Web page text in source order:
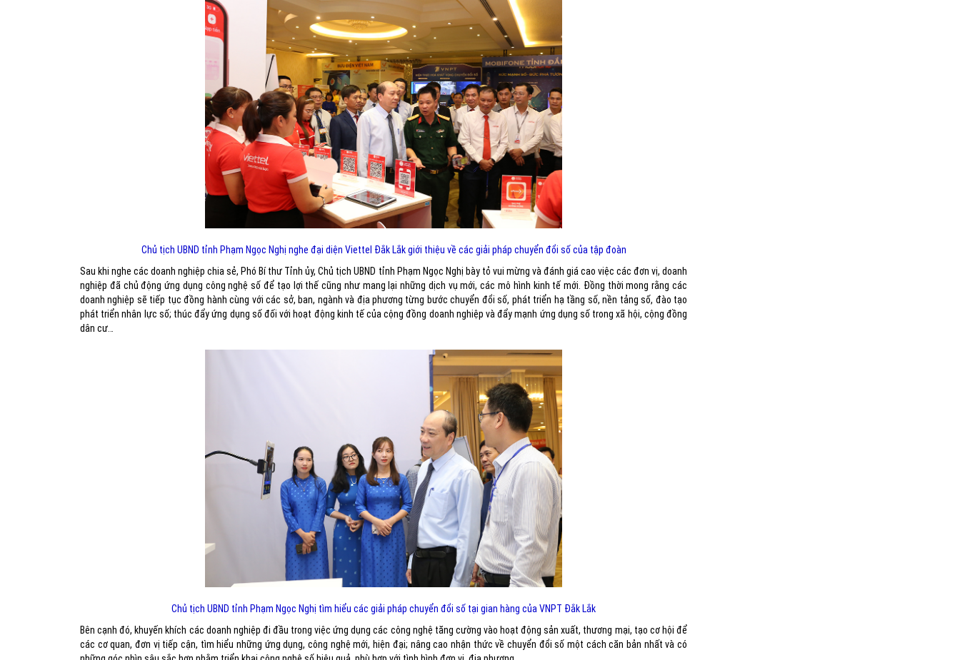
Chủ tịch UBND tỉnh Phạm Ngọc Nghị nghe đại diện Viettel Đắk Lắk giới thiệu về các giải pháp chuyển đổi số của tập đoàn
Sau khi nghe các doanh nghiệp chia sẻ, Phó Bí thư Tỉnh ủy, Chủ tịch UBND tỉnh Phạm Ngọc Nghị bày tỏ vui mừng và đánh giá cao việc các đơn vị, doanh
nghiệp đã chủ động ứng dụng công nghệ số để tạo lợi thế cũng như mang lại những dịch vụ mới, các mô hình kinh tế mới. Đồng thời mong rằng các
doanh nghiệp sẽ tiếp tục đồng hành cùng với các sở, ban, ngành và địa phương từng bước chuyển đổi số, phát triển hạ tầng số, nền tảng số, đào tạo
phát triển nhân lực số; thúc đẩy ứng dụng số đối với hoạt động kinh tế của cộng đồng doanh nghiệp và đẩy mạnh ứng dụng số trong xã hội, cộng đồng
dân cư…
Chủ tịch UBND tỉnh Phạm Ngọc Nghị tìm hiểu các giải pháp chuyển đổi số tại gian hàng của VNPT Đắk Lắk
Bên cạnh đó, khuyến khích các doanh nghiệp đi đầu trong việc ứng dụng các công nghệ tăng cường vào hoạt động sản xuất, thương mại, tạo cơ hội để
các cơ quan, đơn vị tiếp cận, tìm hiểu những ứng dụng, công nghệ mới, hiện đại; nâng cao nhận thức về chuyển đổi số một cách căn bản nhất và có